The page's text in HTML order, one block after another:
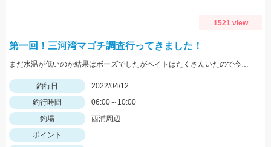
1521 view
第一回！三河湾マゴチ調査行ってきました！
まだ水温が低いのか結果はボーズでしたがベイトはたくさんいたので今後に期待！
釣行日
2022/04/12
釣行時間
06:00～10:00
釣場
西浦周辺
ポイント